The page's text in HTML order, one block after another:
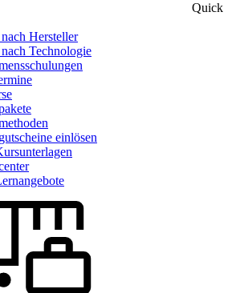
Quick
Hersteller
Technologie
einlösen